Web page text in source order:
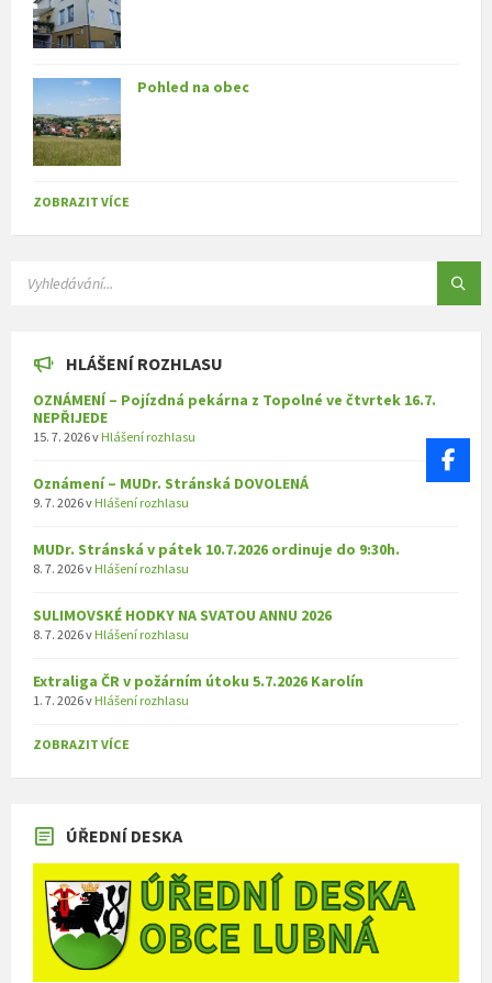
Pohled na obec
ZOBRAZIT VÍCE
HLÁŠENÍ ROZHLASU
OZNÁMENÍ – Pojízdná pekárna z Topolné ve čtvrtek 16.7.
NEPŘIJEDE
15. 7. 2026v Hlášení rozhlasu
Oznámení – MUDr. Stránská DOVOLENÁ
9. 7. 2026v Hlášení rozhlasu
MUDr. Stránská v pátek 10.7.2026 ordinuje do 9:30h.
8. 7. 2026v Hlášení rozhlasu
SULIMOVSKÉ HODKY NA SVATOU ANNU 2026
8. 7. 2026v Hlášení rozhlasu
Extraliga ČR v požárním útoku 5.7.2026 Karolín
1. 7. 2026v Hlášení rozhlasu
ZOBRAZIT VÍCE
ÚŘEDNÍ DESKA